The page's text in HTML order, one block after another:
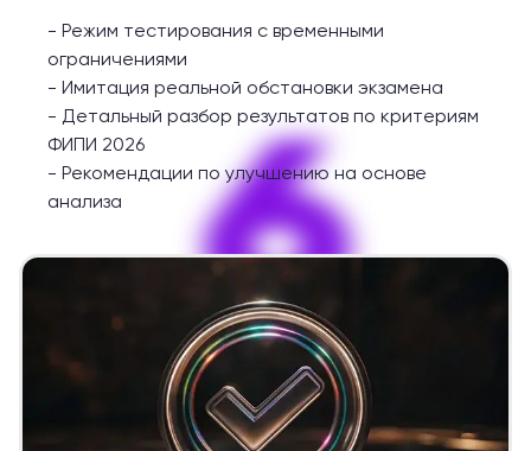
6
- Режим тестирования с временными
ограничениями
- Имитация реальной обстановки экзамена
- Детальный разбор результатов по критериям
ФИПИ 2026
- Рекомендации по улучшению на основе
анализа